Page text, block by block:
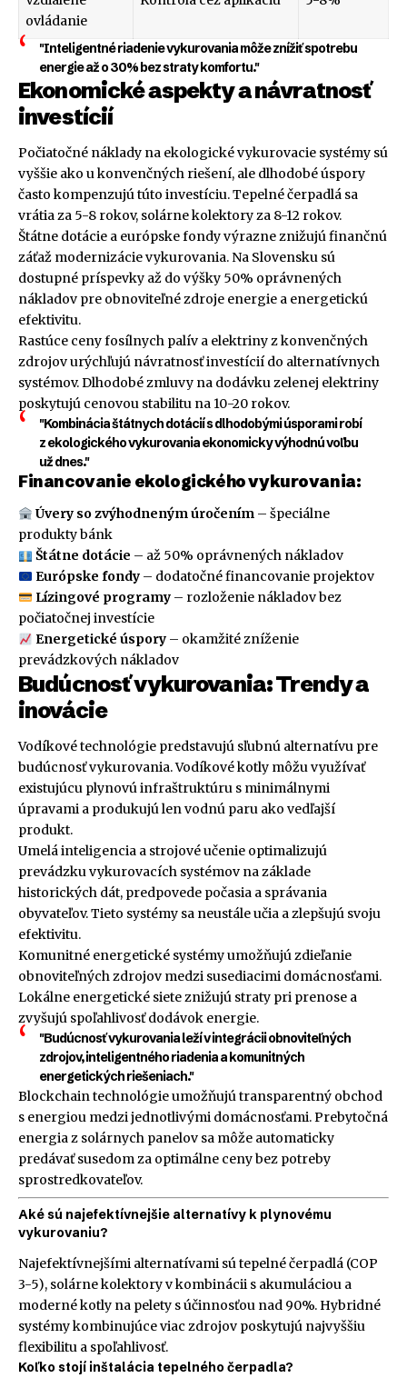
ovládanie
"Inteligentné riadenie vykurovania môže znížiť spotrebu
energie až o 30% bez straty komfortu."
Ekonomické aspekty a návratnosť
investícií
Počiatočné náklady na ekologické vykurovacie systémy sú
vyššie ako u konvenčných riešení, ale dlhodobé úspory
často kompenzujú túto investíciu. Tepelné čerpadlá sa
vrátia za 5-8 rokov, solárne kolektory za 8-12 rokov.
Štátne dotácie a európske fondy výrazne znižujú finančnú
záťaž modernizácie vykurovania. Na Slovensku sú
dostupné príspevky až do výšky 50% oprávnených
nákladov pre obnoviteľné zdroje energie a energetickú
efektivitu.
Rastúce ceny fosílnych palív a elektriny z konvenčných
zdrojov urýchľujú návratnosť investícií do alternatívnych
systémov. Dlhodobé zmluvy na dodávku zelenej elektriny
poskytujú cenovou stabilitu na 10-20 rokov.
"Kombinácia štátnych dotácií s dlhodobými úsporami robí
z ekologického vykurovania ekonomicky výhodnú voľbu
už dnes."
Financovanie ekologického vykurovania:
Úvery so zvýhodneným úročením– špeciálne
produkty bánk
Štátne dotácie – až 50% oprávnených nákladov
Európske fondy– dodatočné financovanie projektov
Lízingové programy– rozloženie nákladov bez
počiatočnej investície
Energetické úspory– okamžité zníženie
prevádzkových nákladov
Budúcnosť vykurovania: Trendy a
inovácie
Vodíkové technológie predstavujú sľubnú alternatívu pre
budúcnosť vykurovania. Vodíkové kotly môžu využívať
existujúcu plynovú infraštruktúru s minimálnymi
úpravami a produkujú len vodnú paru ako vedľajší
produkt.
Umelá inteligencia a strojové učenie optimalizujú
prevádzku vykurovacích systémov na základe
historických dát, predpovede počasia a správania
obyvateľov. Tieto systémy sa neustále učia a zlepšujú svoju
efektivitu.
Komunitné energetické systémy umožňujú zdieľanie
obnoviteľných zdrojov medzi susediacimi domácnosťami.
Lokálne energetické siete znižujú straty pri prenose a
zvyšujú spoľahlivosť dodávok energie.
"Budúcnosť vykurovania leží v integrácii obnoviteľných
zdrojov, inteligentného riadenia a komunitných
energetických riešeniach."
Blockchain technológie umožňujú transparentný obchod
s energiou medzi jednotlivými domácnosťami. Prebytočná
energia z solárnych panelov sa môže automaticky
predávať susedom za optimálne ceny bez potreby
sprostredkovateľov.
Aké sú najefektívnejšie alternatívy k plynovému
vykurovaniu?
Najefektívnejšími alternatívami sú tepelné čerpadlá (COP
3-5), solárne kolektory v kombinácii s akumuláciou a
moderné kotly na pelety s účinnosťou nad 90%. Hybridné
systémy kombinujúce viac zdrojov poskytujú najvyššiu
flexibilitu a spoľahlivosť.
Koľko stojí inštalácia tepelného čerpadla?